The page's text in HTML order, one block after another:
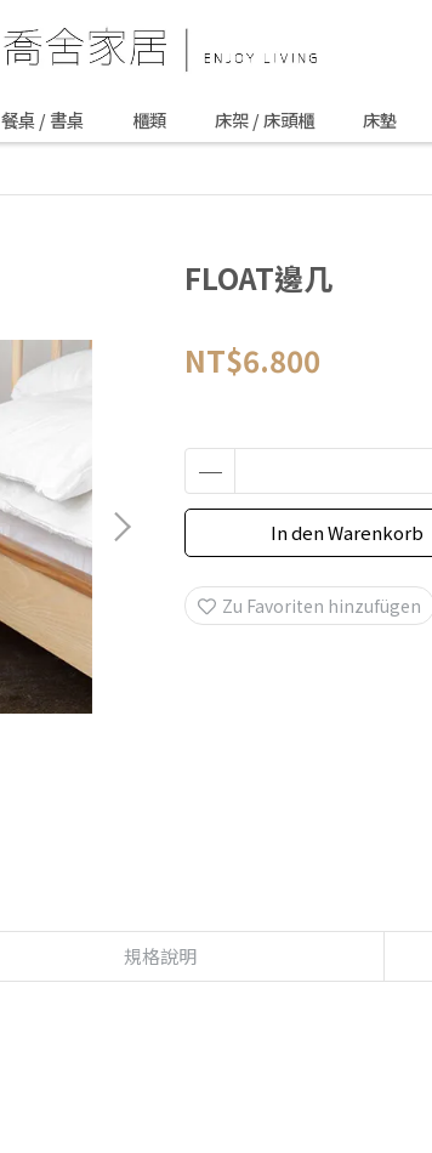
餐桌 / 書桌 櫃類 床架 / 床頭櫃 床墊
FLOAT邊几
NT$6.800
In den Warenkorb
Zu Favoriten hinzufügen
規格說明